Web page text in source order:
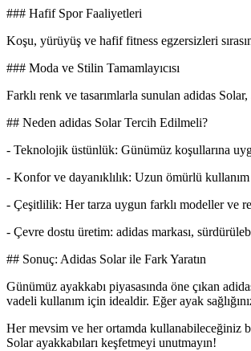
### Hafif Spor Faaliyetleri
Koşu, yürüyüş ve hafif fitness egzersizleri
### Moda ve Stilin Tamamlayıcısı
Farklı renk ve tasarımlarla sunulan adidas
## Neden adidas Solar Tercih Edilmeli?
- Teknolojik üstünlük: Günümüz koşullarına
- Konfor ve dayanıklılık: Uzun ömürlü
- Çeşitlilik: Her tarza uygun farklı modeller ve
- Çevre dostu üretim: adidas markası,
## Sonuç: Adidas Solar ile Fark Yaratın
Günümüz ayakkabı piyasasında öne çıkan
vadeli kullanım için idealdir. Eğer ayak
Her mevsim ve her ortamda kullanabileceğiniz
Solar ayakkabıları keşfetmeyi unutmayın!